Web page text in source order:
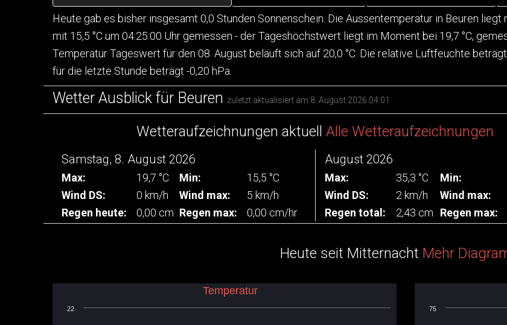
Heute gab es bisher insgesamt 0,0 Stunden Sonnenschein. Die Aussentemperatur in Beuren
mit 15,5 °C um 04:25:00 Uhr gemessen - der Tageshöchstwert liegt im Moment bei 19,7 °C,
Temperatur Tageswert für den 08. August beläuft sich auf 20,0 °C. Die relative Luftfeuchte
für die letzte Stunde beträgt -0,20 hPa.
Wetter Ausblick für Beuren zuletzt aktualisiert am 8. August 2026 04:01
Wetteraufzeichnungen aktuell Alle Wetteraufzeichnungen
Samstag, 8. August 2026
Max: 19,7 °C Min:
15,5 °C
Wind DS:
0 km/h Wind max:
5 km/h
Regen heute:
0,00 cm Regen max: 0,00 cm/hr
August 2026
Max: 35,3 °C Min:
Wind DS:
2 km/h Wind max:
Regen total:
2,43 cm Regen max:
Heute seit Mitternacht Mehr
22
Temperatur
75